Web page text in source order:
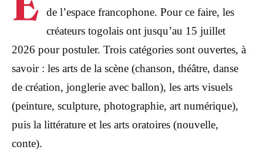
de l’espace francophone. Pour ce faire, les
créateurs togolais ont jusqu’au 15 juillet
2026 pour postuler. Trois catégories sont ouvertes, à
savoir : les arts de la scène (chanson, théâtre, danse
de création, jonglerie avec ballon), les arts visuels
(peinture, sculpture, photographie, art numérique),
puis la littérature et les arts oratoires (nouvelle,
conte).